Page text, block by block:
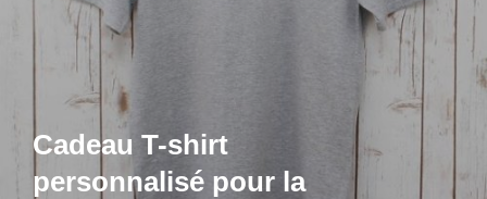
Cadeau T-shirt
personnalisé pour la